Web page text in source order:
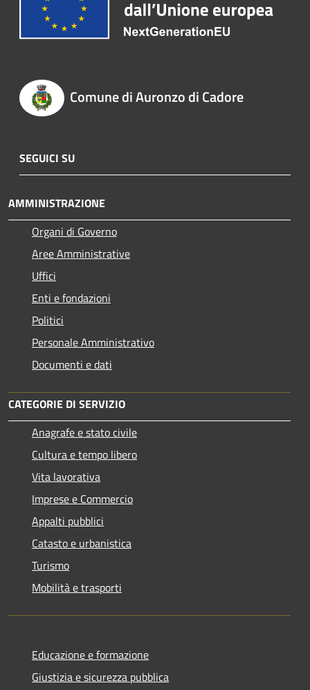
Comune di Auronzo di Cadore
SEGUICI SU
AMMINISTRAZIONE
Organi di Governo
Aree Amministrative
Uffici
Enti e fondazioni
Politici
Personale Amministrativo
Documenti e dati
CATEGORIE DI SERVIZIO
Anagrafe e stato civile
Cultura e tempo libero
Vita lavorativa
Imprese e Commercio
Appalti pubblici
Catasto e urbanistica
Turismo
Mobilità e trasporti
Educazione e formazione
Giustizia e sicurezza pubblica